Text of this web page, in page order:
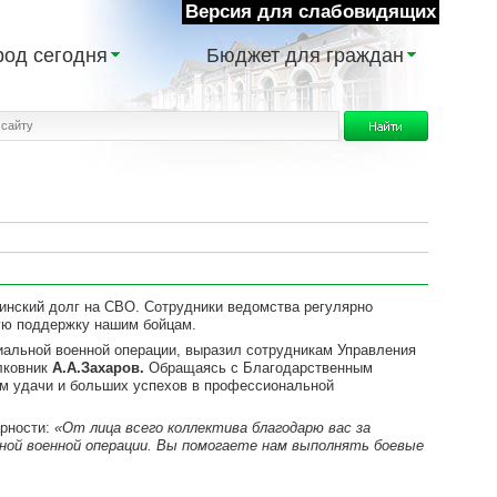
Версия для слабовидящих
сегодня Бюджет для граждан
долг на СВО. Сотрудники ведомства регулярно
поддержку нашим бойцам.
военной операции, выразил сотрудникам Управления
А.А.Захаров. Обращаясь с Благодарственным
удачи и больших успехов в профессиональной
«От лица всего коллектива благодарю вас за
военной операции. Вы помогаете нам выполнять боевые